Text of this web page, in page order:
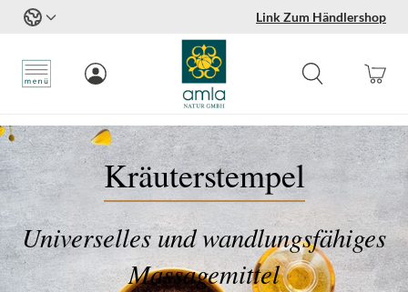
Link Zum Händlershop
Zum Inhalt springen
Kräuterstempel
Universelles und wandlungsfähiges
Massagemittel